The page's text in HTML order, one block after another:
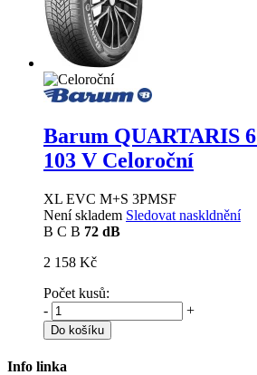
Barum QUARTARIS 6
103 V Celoroční
XL EVC M+S 3PMSF
Není skladem Sledovat naskldnění
B C B 72 dB
2 158 Kč
Počet kusů:
-
+
Do košíku
Info linka